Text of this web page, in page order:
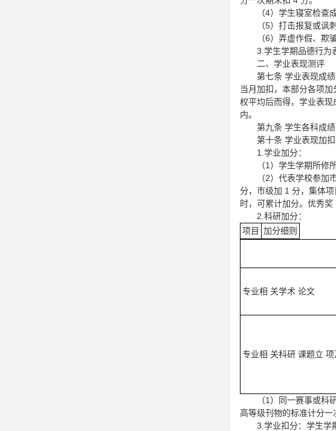
（4）学生寝室检查
（5）打击报复或讽
（6）弄虚作假、欺
3.学生学期品德行为
二、学业表现测评
第七条 学业表现成
当月加扣，本部分各项
权平均后而得，学业表
内。
第九条 学生各科成
第十条 学业表现加扣
1.学业加分：
（1）学生学期所修
（2）代表学校参
分，市级加 1 分，集体
时，可累计加分。优秀
2.科研加分：
项目
加分细则
专业相 关学术 论文
专业相 关科研 课题立 项
（1）同一赛事或
高等级刊物的标准计分一
3.学业扣分：学生学